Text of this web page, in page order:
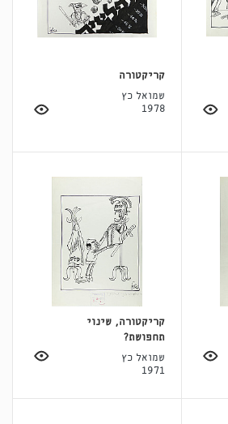
קריקטורה
שמואל כץ
1978
קריקטורה, שינוי
תחפושת?
שמואל כץ
1971